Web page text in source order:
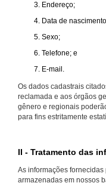
Endereço;
Data de
Sexo;
Telefone; e
E-mail.
Os dados cadastrais
reclamada e aos órgãos
gênero e regionais
para fins estritamente
II - Tratamento das
As informações
armazenadas em nossos